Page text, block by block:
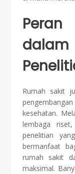
Rumah sakit
kesehatan.
lembaga
penelitian
bermanfaat
rumah sakit
maksimal.